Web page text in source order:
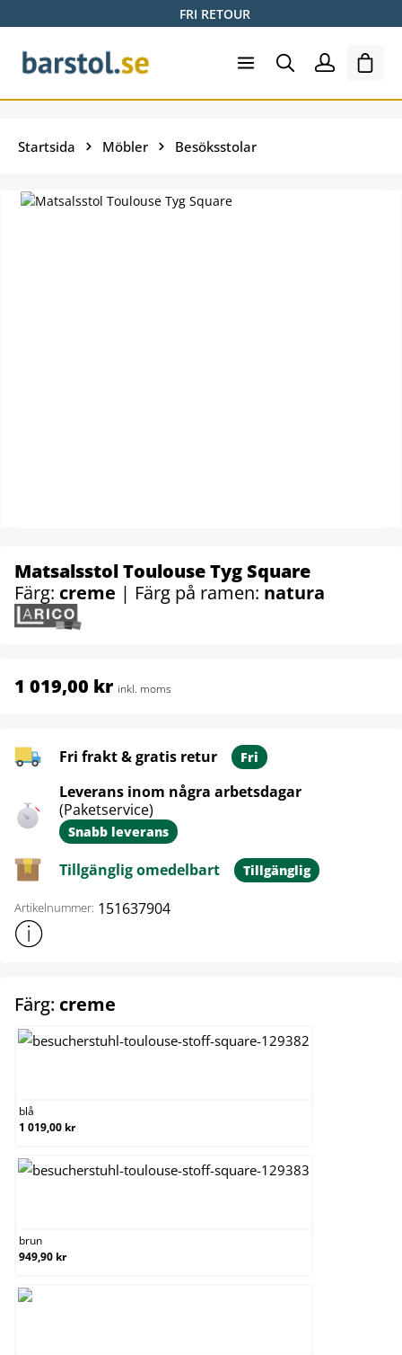
FRI RETOUR
Startsida Möbler Besöksstolar
Matsalsstol Toulouse Tyg Square
Färg: creme | Färg på ramen: natura
1 019,00 kr inkl. moms
Fri frakt & gratis retur Fri
Leverans inom några arbetsdagar
(Paketservice)
Snabb leverans
Tillgänglig omedelbart Tillgänglig
Artikelnummer: 151637904
Visa mer produktinformation
Färg: creme
blå
1 019,00 kr
brun
949,90 kr